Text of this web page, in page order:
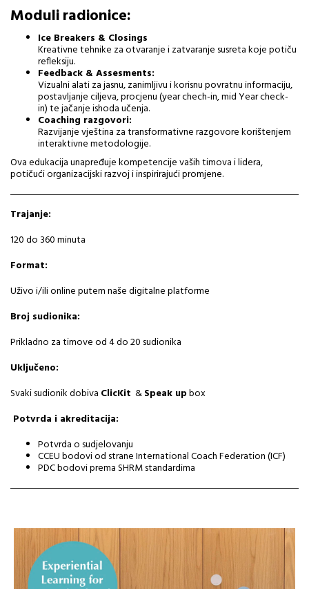
Moduli radionice:
Ice Breakers & Closings
Kreativne tehnike za otvaranje i zatvaranje susreta koje potiču
refleksiju.
Feedback & Assesments:
Vizualni alati za jasnu, zanimljivu i korisnu povratnu informaciju,
postavljanje ciljeva, procjenu (year chech-in, mid Year check-
in) te jačanje ishoda učenja.
Coaching razgovori:
Razvijanje vještina za transformativne razgovore korištenjem
interaktivne metodologije.
Ova edukacija unapređuje kompetencije vaših timova i lidera,
potičući organizacijski razvoj i inspirirajući promjene.
Trajanje:
120 do 360 minuta
Format:
Uživo i/ili online putem naše digitalne platforme
Broj sudionika:
Prikladno za timove od 4 do 20 sudionika
Uključeno:
Svaki sudionik dobiva ClicKit &Speak upbox
Potvrda i akreditacija:
Potvrda o sudjelovanju
CCEU bodovi od strane International Coach Federation (ICF)
PDC bodovi prema SHRM standardima